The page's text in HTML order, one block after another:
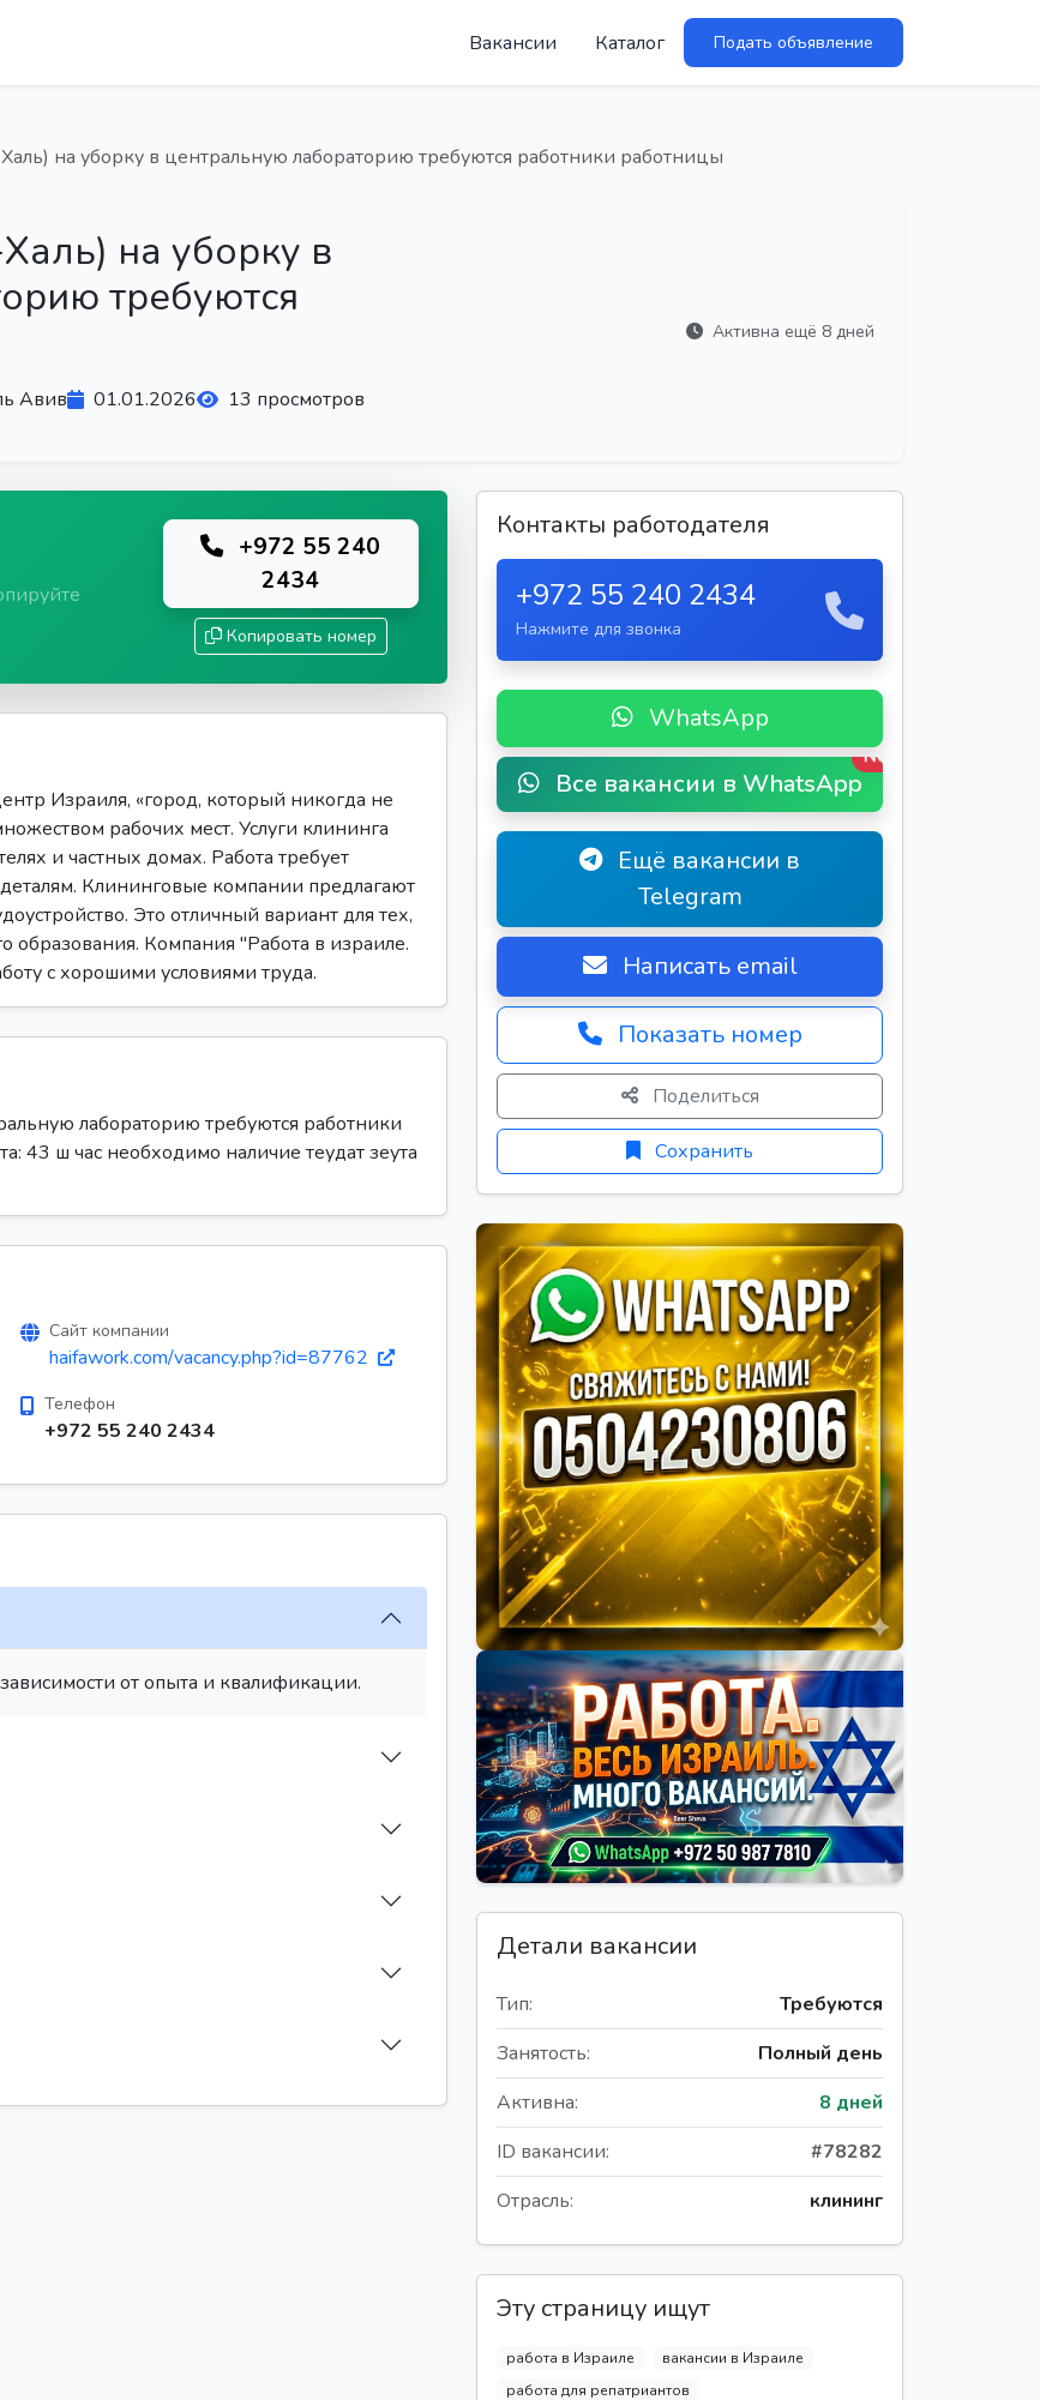
Вакансии Каталог Подать объявление
на уборку в центральную лабораторию требуются работники работницы
на уборку в
требуются
Авив 01.01.2026 13 просмотров
Активна ещё 8 дней
+972 55 240
2434
Копировать номер
Израиля, «город, который никогда не
рабочих мест. Услуги клининга
и частных домах. Работа требует
Клининговые компании предлагают
Это отличный вариант для тех,
образования. Компания "Работа в израиле.
с хорошими условиями труда.
лабораторию требуются работники
43 ш час необходимо наличие теудат зеута
Сайт компании
haifawork.com/vacancy.php?id=87762
Телефон
+972 55 240 2434
от опыта и квалификации.
Контакты работодателя
+972 55 240 2434
Нажмите для звонка
WhatsApp
Все вакансии в WhatsApp
New
Ещё вакансии в
Telegram
Написать email
Показать номер
Поделиться
Сохранить
Детали вакансии
Тип:
Требуются
Занятость:
Полный день
Активна:
8 дней
ID вакансии:
#78282
Отрасль:
клининг
Эту страницу ищут
работа в Израиле
вакансии в Израиле
работа для репатриантов